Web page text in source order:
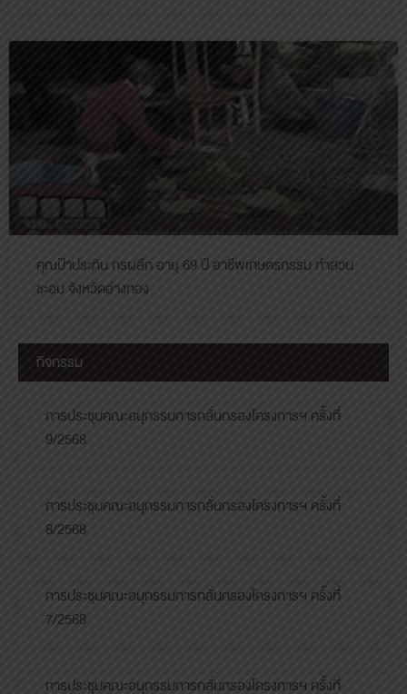
คุณป้าประทิน กรผลึก อายุ 69 ปี อาชีพเกษตรกรรม ทำสวน
ชะอม จังหวัดอ่างทอง
กิจกรรม
การประชุมคณะอนุกรรมการกลั่นกรองโครงการฯ ครั้งที่
9/2568
การประชุมคณะอนุกรรมการกลั่นกรองโครงการฯ ครั้งที่
8/2568
การประชุมคณะอนุกรรมการกลั่นกรองโครงการฯ ครั้งที่
7/2568
การประชุมคณะอนุกรรมการกลั่นกรองโครงการฯ ครั้งที่